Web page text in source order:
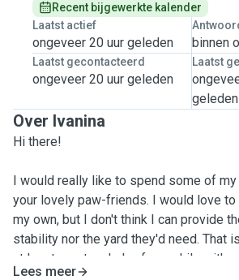
Recent bijgewerkte kalender
Laatst actief
ongeveer 20 uur geleden binnen
Laatst gecontacteerd
ongeveer 20 uur geleden
Laatst
geleden
Over Ivanina
Hi there!
I would really like to spend some of
your lovely paw-friends. I would love to
my own, but I don't think I can provide
stability nor the yard they'd need. That
at least meet and play for a while with
Lees meer